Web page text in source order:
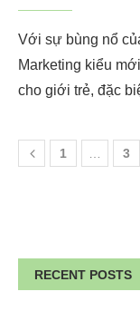
Với sự bùng nổ
Marketing kiểu
cho giới trẻ, đặc
1 3
RECENT POSTS